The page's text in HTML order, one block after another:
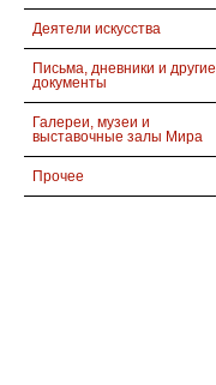
Деятели искусства
Письма, дневники и другие
документы
Галереи, музеи и
выставочные залы Мира
Прочее